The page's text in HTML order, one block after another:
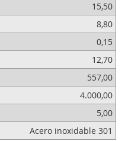
15,50
8,80
0,15
12,70
557,00
4.000,00
5,00
Acero inoxidable 301